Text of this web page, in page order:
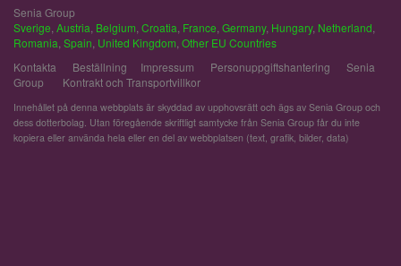
Senia Group
Sverige Austria Belgium Croatia France Germany, Hungary, Netherland
Romania Spain United Kingdom Other EU Countries
Kontakta
Beställning Impressum Personuppgiftshantering
Senia
Group
Kontrakt och Transportvillkor
Innehållet på denna webbplats är skyddad av upphovsrätt och ägs av Senia Group och
dess dotterbolag. Utan föregående skriftligt samtycke från Senia Group får du inte
kopiera eller använda hela eller en del av webbplatsen (text, grafik, bilder, data)